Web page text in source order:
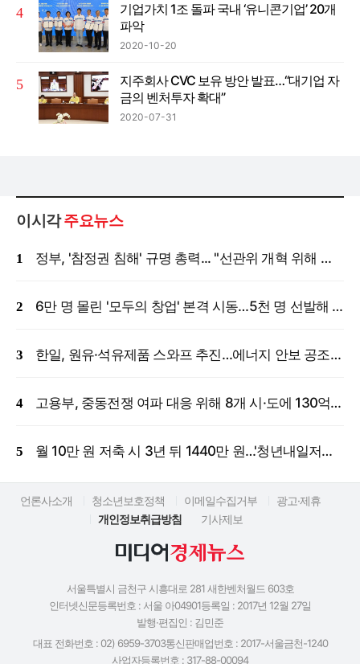
기업가치 1조 돌파 국내 ‘유니콘기업’ 20개
파악
2020-10-20
지주회사 CVC 보유 방안 발표…“대기업 자
금의 벤처투자 확대”
2020-07-31
이시각주요뉴스
정부, '참정권 침해' 규명 총력... "선관위 개혁 위해 국정조사 등 모든 조치"
6만 명 몰린 '모두의 창업' 본격 시동…5천 명 선발해 밀착 지원
한일, 원유·석유제품 스와프 추진…에너지 안보 공조 강화
고용부, 중동전쟁 여파 대응 위해 8개 시·도에 130억 원 긴급 투입
월 10만 원 저축 시 3년 뒤 1440만 원…'청년내일저축계좌' 신규 모집
언론사소개 청소년보호정책 이메일수집거부
광고·제휴
개인정보취급방침
기사제보
서울특별시 금천구 시흥대로 281 새한벤처월드 603호
인터넷신문등록번호 : 서울 아04901등록일 : 2017년 12월 27일
발행·편집인 : 김민준
대표 전화번호 : 02) 6959-3703통신판매업번호 : 2017-서울금천-1240
사업자등록번호 : 317-88-00094